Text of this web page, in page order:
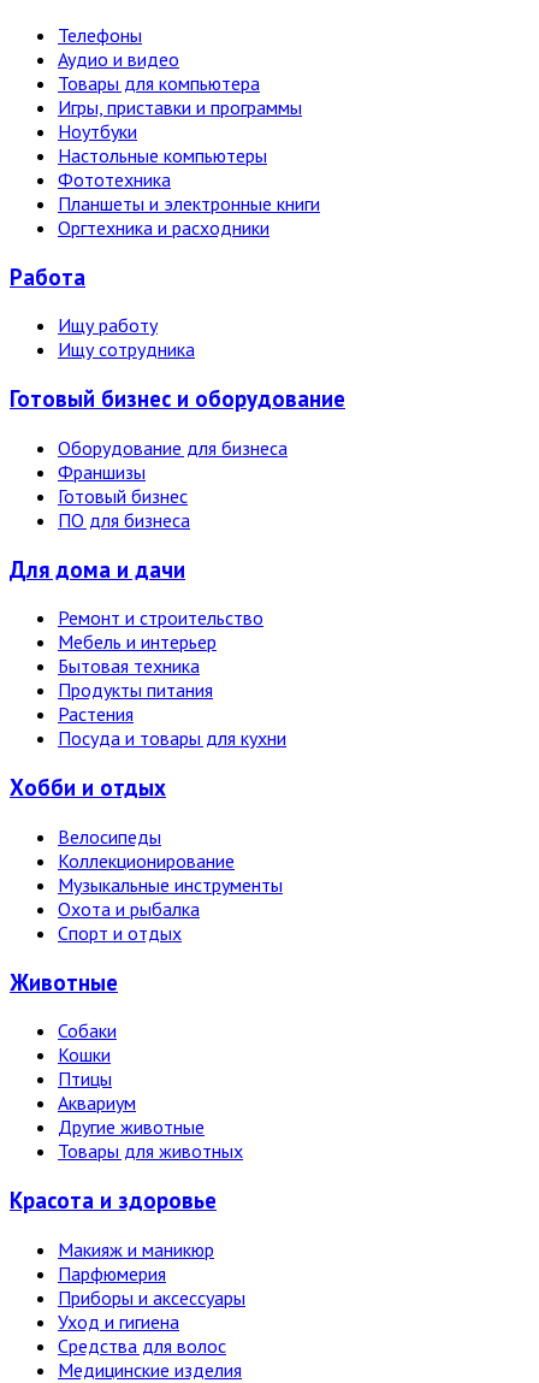
Телефоны
Аудио и видео
Товары для компьютера
Игры, приставки и программы
Ноутбуки
Настольные компьютеры
Фототехника
Планшеты и электронные книги
Оргтехника и расходники
Работа
Ищу работу
Ищу сотрудника
Готовый бизнес и оборудование
Оборудование для бизнеса
Франшизы
Готовый бизнес
ПО для бизнеса
Для дома и дачи
Ремонт и строительство
Мебель и интерьер
Бытовая техника
Продукты питания
Растения
Посуда и товары для кухни
Хобби и отдых
Велосипеды
Коллекционирование
Музыкальные инструменты
Охота и рыбалка
Спорт и отдых
Животные
Собаки
Кошки
Птицы
Аквариум
Другие животные
Товары для животных
Красота и здоровье
Макияж и маникюр
Парфюмерия
Приборы и аксессуары
Уход и гигиена
Средства для волос
Медицинские изделия